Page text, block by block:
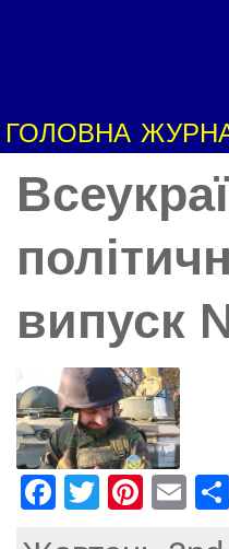
ГОЛОВНА
випуск
F
T
Pi
E